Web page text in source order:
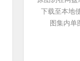
下载至本地
图集内单